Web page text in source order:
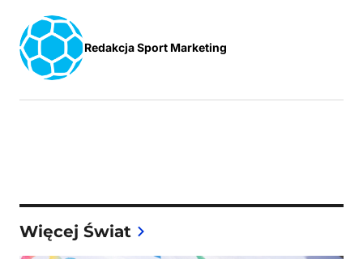
Redakcja Sport Marketing
Więcej Świat